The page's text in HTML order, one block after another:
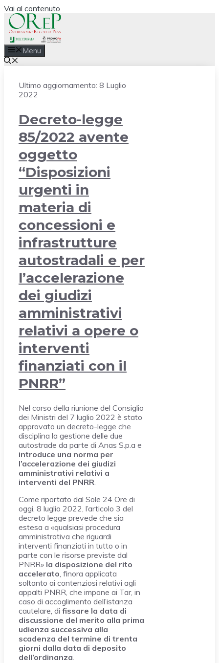
Vai al contenuto
Menu
Ultimo aggiornamento: 8 Luglio
2022
Decreto-legge
85/2022 avente
oggetto
“Disposizioni
urgenti in
materia di
concessioni e
infrastrutture
autostradali e per
l’accelerazione
dei giudizi
amministrativi
relativi a opere o
interventi
finanziati con il
PNRR”
Nel corso della riunione del Consiglio
dei Ministri del 7 luglio 2022 è stato
approvato un decreto-legge che
disciplina la gestione delle due
autostrade da parte di Anas S.p.a e
introduce una norma per
l’accelerazione dei giudizi
amministrativi relativi a
interventi del PNRR.
Come riportato dal Sole 24 Ore di
oggi, 8 luglio 2022, l’articolo 3 del
decreto legge prevede che sia
estesa a «qualsiasi procedura
amministrativa che riguardi
interventi finanziati in tutto o in
parte con le risorse previste dal
PNRR» la disposizione del rito
accelerato, finora applicata
soltanto ai contenziosi relativi agli
appalti PNRR, che impone ai Tar, in
caso di accoglimento dell’istanza
cautelare, di fissare la data di
discussione del merito alla prima
udienza successiva alla
scadenza del termine di trenta
giorni dalla data di deposito
dell’ordinanza.